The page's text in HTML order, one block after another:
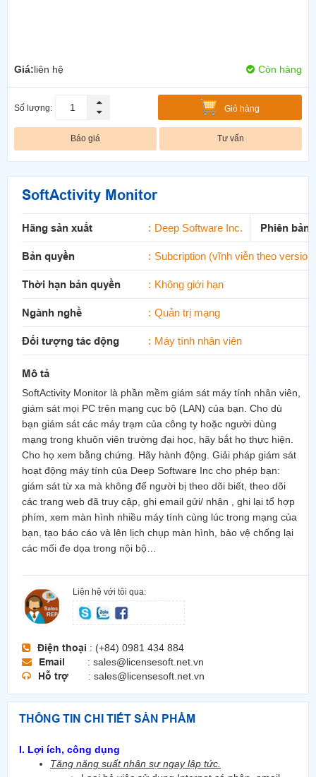
Giá:liên hệ Còn hàng
Số lượng: Giỏ hàng
Báo giá Tư vấn
SoftActivity Monitor
Hãng sản xuất Deep Software Inc. Phiên bản
Bản quyền Subcription (vĩnh viễn theo
Thời hạn bản quyền Không giới hạn
Ngành nghề Quản trị mạng
Đối tượng tác động Máy tính nhân viên
Mô tả
SoftActivity Monitor là phần mềm giám sát máy tính nhân viên,
giám sát mọi PC trên mạng cục bộ (LAN) của bạn. Cho dù
bạn giám sát các máy trạm của công ty hoặc người dùng
mạng trong khuôn viên trường đại học, hãy bắt họ thực hiện.
Cho họ xem bằng chứng. Hãy hành động. Giải pháp giám sát
hoạt động máy tính của Deep Software Inc cho phép bạn:
giám sát từ xa mà không để người bị theo dõi biết, theo dõi
các trang web đã truy cập, ghi email gửi/ nhận , ghi lại tổ hợp
phím, xem màn hình nhiều máy tính cùng lúc trong mạng của
bạn, tạo báo cáo và lên lịch chụp màn hình, bảo vệ chống lại
các mối đe dọa trong nội bộ…
Liên hệ với tôi qua:
Điện thoại : (+84) 0981 434 884
Email
: sales@licensesoft.net.vn
Hỗ trợ
: sales@licensesoft.net.vn
THÔNG TIN CHI TIẾT SẢN PHẨM
I. Lợi ích, công dụng
Tăng năng suất nhân sự ngay lập tức.